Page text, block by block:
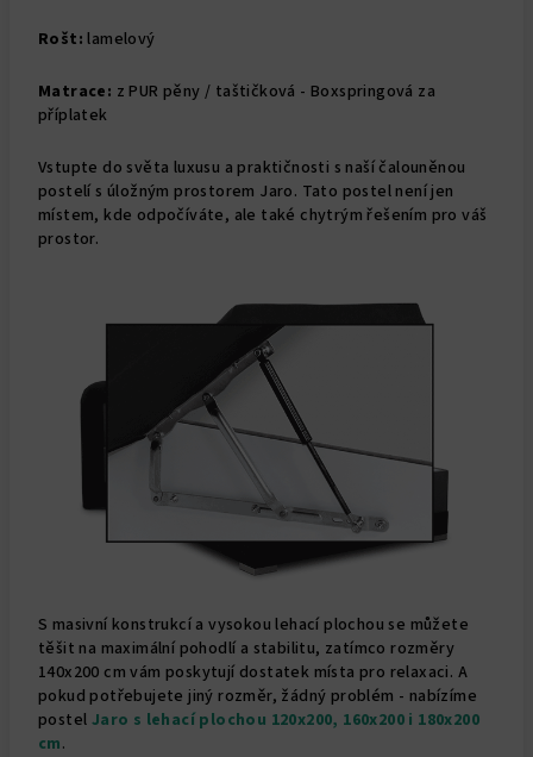
Rošt: lamelový
Matrace: z PUR pěny / taštičková - Boxspringová za
příplatek
Vstupte do světa luxusu a praktičnosti s naší čalouněnou
postelí s úložným prostorem Jaro. Tato postel není jen
místem, kde odpočíváte, ale také chytrým řešením pro váš
prostor.
S masivní konstrukcí a vysokou lehací plochou se můžete
těšit na maximální pohodlí a stabilitu, zatímco rozměry
140x200 cm vám poskytují dostatek místa pro relaxaci. A
pokud potřebujete jiný rozměr, žádný problém - nabízíme
postel Jaro s lehací plochou 120x200, 160x200 i 180x200
cm.